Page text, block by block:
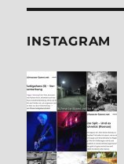
INSTA­GRAM